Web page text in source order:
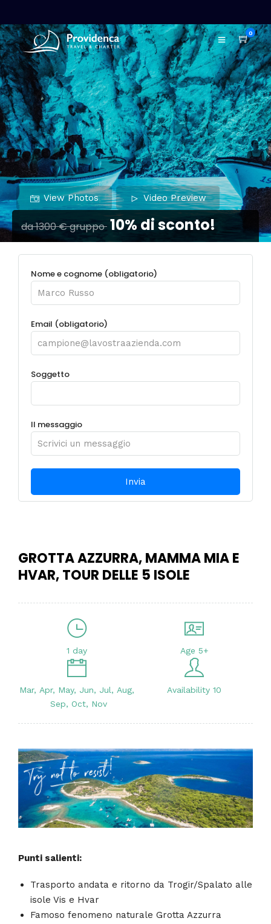
0
View Photos Video Preview
da 1300 € gruppo 10% di sconto!
Nome e cognome (obligatorio)
Email (obligatorio)
Soggetto
Il messaggio
GROTTA AZZURRA, MAMMA MIA E
HVAR, TOUR DELLE 5 ISOLE
1 day Age 5+
Mar, Apr, May, Jun, Jul, Aug,
Sep, Oct, Nov
Availability 10
Punti salienti:
Trasporto andata e ritorno da Trogir/Spalato alle
isole Vis e Hvar
Famoso fenomeno naturale Grotta Azzurra